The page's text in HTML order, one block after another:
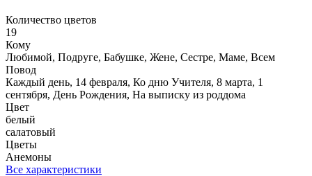
Количество цветов
19
Кому
Любимой, Подруге, Бабушке, Жене, Сестре, Маме, Всем
Повод
Каждый день, 14 февраля, Ко дню Учителя, 8 марта, 1
сентября, День Рождения, На выписку из роддома
Цвет
белый
салатовый
Цветы
Анемоны
Все характеристики